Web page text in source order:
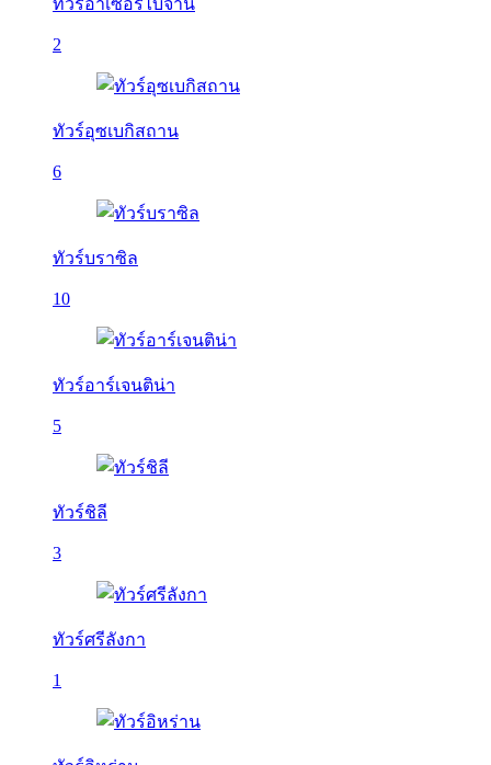
ทัวร์อาเซอร์ไบจาน
2
ทัวร์อุซเบกิสถาน
6
ทัวร์บราซิล
10
ทัวร์อาร์เจนติน่า
5
ทัวร์ชิลี
3
ทัวร์ศรีลังกา
1